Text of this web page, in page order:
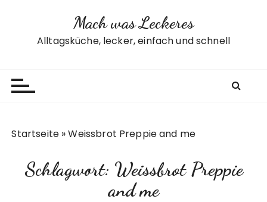
Mach was Leckeres
Alltagsküche, lecker, einfach und schnell
Startseite »Weissbrot Preppie and me
Schlagwort: Weissbrot Preppie
and me